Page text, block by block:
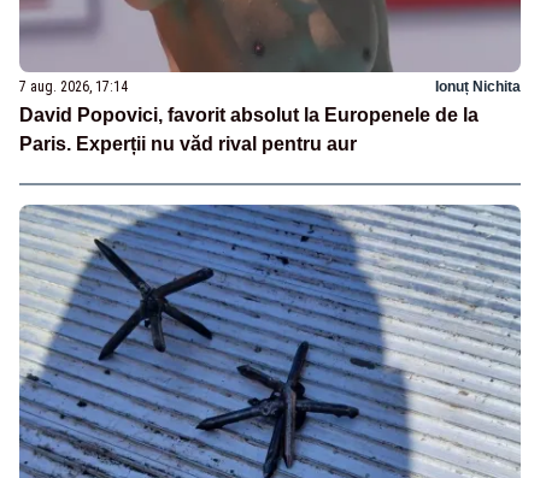
7 aug. 2026, 17:14 Ionuț Nichita
David Popovici, favorit absolut la Europenele de la
Paris. Experții nu văd rival pentru aur